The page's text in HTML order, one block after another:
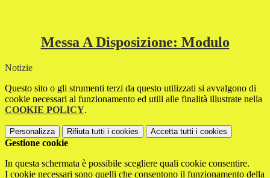
Messa A Disposizione: Modulo
Notizie
Questo sito o gli strumenti terzi da questo utilizzati si avvalgono di
cookie necessari al funzionamento ed utili alle finalità illustrate nella
COOKIE POLICY.
Personalizza Rifiuta tutti i cookies Accetta tutti i cookies
Gestione cookie
In questa schermata è possibile scegliere quali cookie consentire.
I cookie necessari sono quelli che consentono il funzionamento della